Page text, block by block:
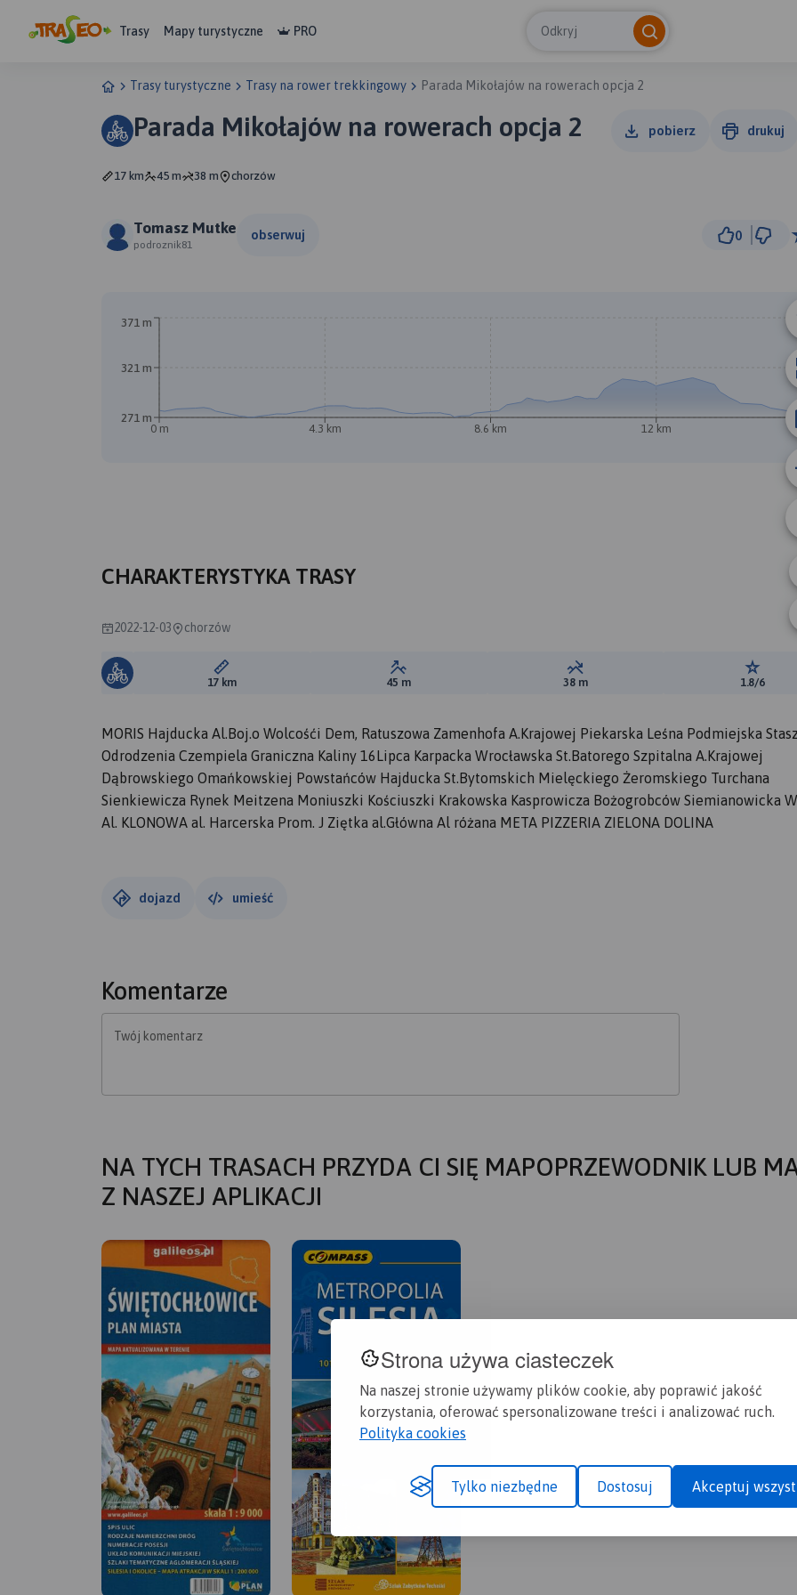
Strona używa ciasteczek
Na naszej stronie używamy plików cookie, aby poprawić jakość
korzystania, oferować spersonalizowane treści i analizować ruch.
Polityka cookies
Tylko niezbędne Dostosuj Akceptuj
Trasy Mapy turystyczne PRO Odkryj
Trasy turystyczne Trasy na rower trekkingowy Parada Mikołajów na rowerach opcja 2
Parada Mikołajów na rowerach opcja 2 pobierz drukuj
17 km 45 m 38 m chorzów
Tomasz Mutke
podroznik81
obserwuj 0
0 m 4.3 km 8.6 km 12 km
271 m
321 m
371 m
CHARAKTERYSTYKA TRASY
2022-12-03 chorzów
Długość trasy:
17 km Suma przewyższeń:
45 m Suma spadków:
38 m Ocena
1.8/6
MORIS Hajducka Al.Boj.o Wolcośći Dem, Ratuszowa Zamenhofa A.Krajowej Piekarska Leśna Podmiejska
Odrodzenia Czempiela Graniczna Kaliny 16Lipca Karpacka Wrocławska St.Batorego Szpitalna A.Krajowej
Dąbrowskiego Omańkowskiej Powstańców Hajducka St.Bytomskich Mielęckiego Żeromskiego Turchana
Sienkiewicza Rynek Meitzena Moniuszki Kościuszki Krakowska Kasprowicza Bożogrobców Siemianowicka
Al. KLONOWA al. Harcerska Prom. J Ziętka al.Główna Al różana META PIZZERIA ZIELONA DOLINA
dojazd umieść
Komentarze
Twój komentarz
NA TYCH TRASACH PRZYDA CI SIĘ MAPOPRZEWODNIK LUB
Z NASZEJ APLIKACJI